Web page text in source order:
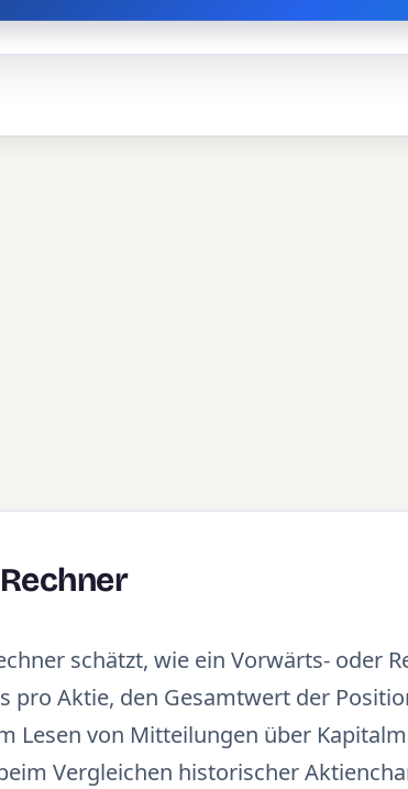
schätzt, wie ein Vorwärts- oder
pro Aktie, den Gesamtwert der
Lesen von Mitteilungen über
Vergleichen historischer